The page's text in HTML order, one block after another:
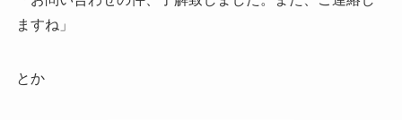
ますね」
とか